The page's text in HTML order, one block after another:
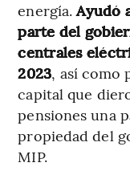
energía.Ayudó
parte del
centrales
2023, así como
capital que
pensiones una
propiedad del
MIP.